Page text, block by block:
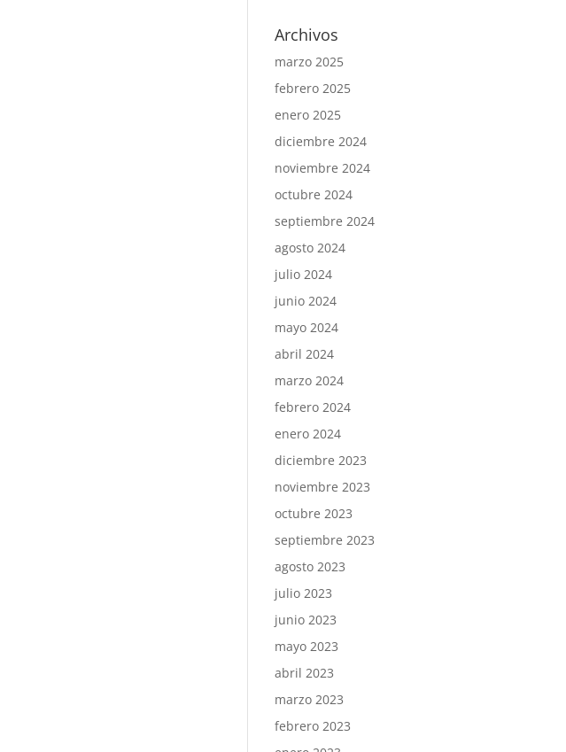
Archivos
marzo 2025
febrero 2025
enero 2025
diciembre 2024
noviembre 2024
octubre 2024
septiembre 2024
agosto 2024
julio 2024
junio 2024
mayo 2024
abril 2024
marzo 2024
febrero 2024
enero 2024
diciembre 2023
noviembre 2023
octubre 2023
septiembre 2023
agosto 2023
julio 2023
junio 2023
mayo 2023
abril 2023
marzo 2023
febrero 2023